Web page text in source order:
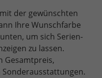
der gewünschten
Ihre Wunschfarbe
um sich Serien-
zu lassen.
Gesamtpreis,